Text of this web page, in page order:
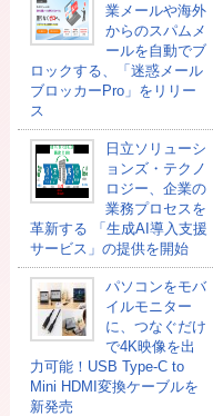
業メールや海外
からのスパムメ
ールを自動でブ
ロックする、「迷惑メール
ブロッカーPro」をリリー
ス
日立ソリューシ
ョンズ・テクノ
ロジー、企業の
業務プロセスを
革新する 「生成AI導入支援
サービス」の提供を開始
パソコンをモバ
イルモニター
に、つなぐだけ
で4K映像を出
力可能！USB Type-C to
Mini HDMI変換ケーブルを
新発売